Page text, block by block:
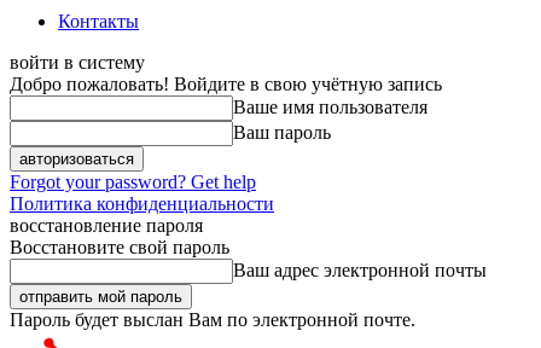
Контакты
войти в систему
Добро пожаловать! Войдите в свою учётную запись
Ваше имя пользователя
Ваш пароль
Forgot your password? Get help
Политика конфиденциальности
восстановление пароля
Восстановите свой пароль
Ваш адрес электронной почты
Пароль будет выслан Вам по электронной почте.